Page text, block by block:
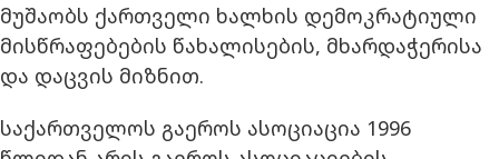
მუშაობს ქართველი ხალხის დემოკრატიული
მისწრაფებების წახალისების, მხარდაჭერისა
და დაცვის მიზნით.
საქართველოს გაეროს ასოციაცია 1996